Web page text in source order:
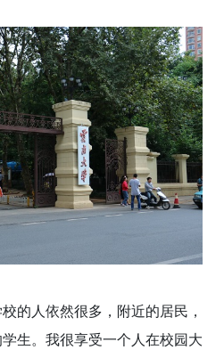
的人依然很多，附近的居民，
生。我很享受一个人在校园大